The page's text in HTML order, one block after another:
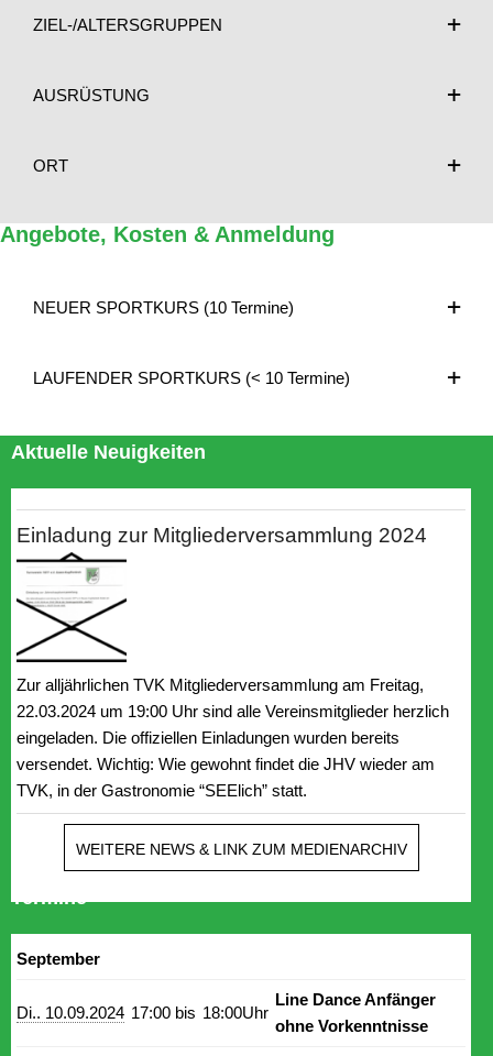
ZIEL-/ALTERSGRUPPEN
AUSRÜSTUNG
ORT
Angebote, Kosten & Anmeldung
NEUER SPORTKURS (10 Termine)
LAUFENDER SPORTKURS (< 10 Termine)
Aktuelle Neuigkeiten
Einladung zur Mitgliederversammlung 2024
Zur alljährlichen TVK Mitgliederversammlung am Freitag,
22.03.2024 um 19:00 Uhr sind alle Vereinsmitglieder herzlich
eingeladen. Die offiziellen Einladungen wurden bereits
versendet. Wichtig: Wie gewohnt findet die JHV wieder am
TVK, in der Gastronomie “SEElich” statt.
WEITERE NEWS & LINK ZUM MEDIENARCHIV
Termine
September
Di.. 10.09.2024 17:00 bis 18:00Uhr
Line Dance Anfänger
ohne Vorkenntnisse